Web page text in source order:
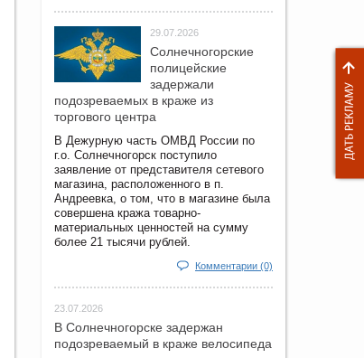
29.07.2026
Солнечногорские
полицейские
задержали
подозреваемых в краже из
торгового центра
В Дежурную часть ОМВД России по
г.о. Солнечногорск поступило
заявление от представителя сетевого
магазина, расположенного в п.
Андреевка, о том, что в магазине была
совершена кража товарно-
материальных ценностей на сумму
более 21 тысячи рублей.
Комментарии (0)
23.07.2026
В Солнечногорске задержан
подозреваемый в краже велосипеда